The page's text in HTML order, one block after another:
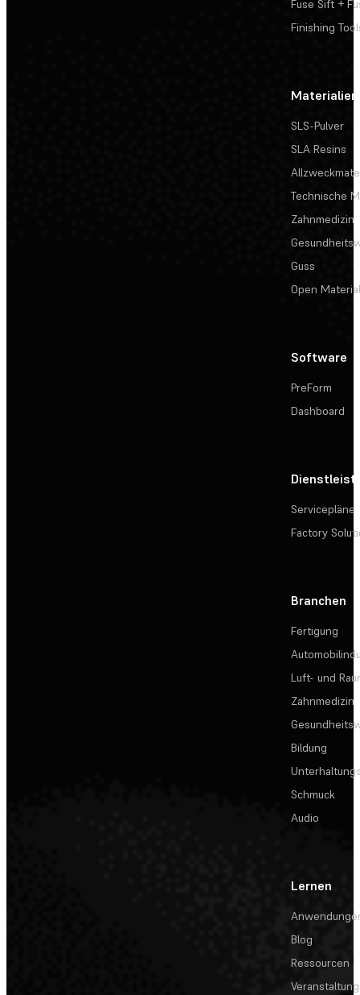
Fuse Sift +
Finishing
Materialien
SLS-Pulver
SLA Resins
Technische
Zahnmedizin
Guss
Open
Software
PreForm
Dashboard
Servicepläne
Factory
Branchen
Fertigung
Luft- und
Zahnmedizin
Bildung
Schmuck
Audio
Lernen
Blog
Ressourcen